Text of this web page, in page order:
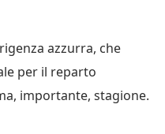
azzurra, che
per il reparto
importante, stagione.